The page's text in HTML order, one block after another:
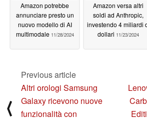
Amazon potrebbe
annunciare presto un
nuovo modello di AI
multimodale 11/28/2024
Amazon versa altri
soldi ad Anthropic,
investendo 4 miliardi
dollari 11/23/2024
⟨
Previous article
Altri orologi Samsung
Galaxy ricevono nuove
funzionalità con